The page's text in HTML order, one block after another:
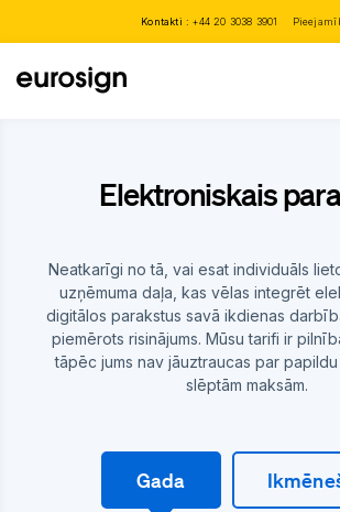
Kontakti :+44 20 3038 3901
Elektroniskais
Neatkarīgi no tā, vai esat individuāls
uzņēmuma daļa, kas vēlas integrēt
digitālos parakstus savā ikdienas
piemērots risinājums. Mūsu tarifi ir
tāpēc jums nav jāuztraucas par papildu
slēptām maksām.
Gada